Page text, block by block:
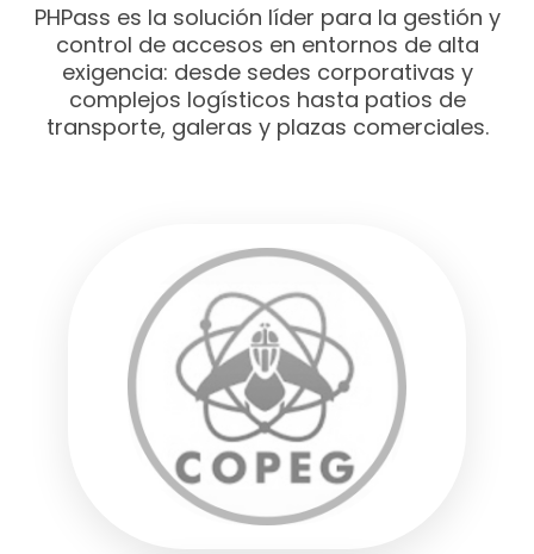
PHPass es la solución líder para la gestión y
control de accesos en entornos de alta
exigencia: desde sedes corporativas y
complejos logísticos hasta patios de
transporte, galeras y plazas comerciales.